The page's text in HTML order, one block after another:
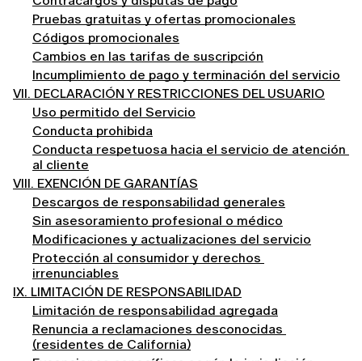
Pruebas gratuitas y ofertas promocionales
Códigos promocionales
Cambios en las tarifas de suscripción
Incumplimiento de pago y terminación del servicio
VII. DECLARACIÓN Y RESTRICCIONES DEL USUARIO
Uso permitido del Servicio
Conducta prohibida
Conducta respetuosa hacia el servicio de atención
al cliente
VIII. EXENCIÓN DE GARANTÍAS
Descargos de responsabilidad generales
Sin asesoramiento profesional o médico
Modificaciones y actualizaciones del servicio
Protección al consumidor y derechos
irrenunciables
IX. LIMITACIÓN DE RESPONSABILIDAD
Limitación de responsabilidad agregada
Renuncia a reclamaciones desconocidas
(residentes de California)